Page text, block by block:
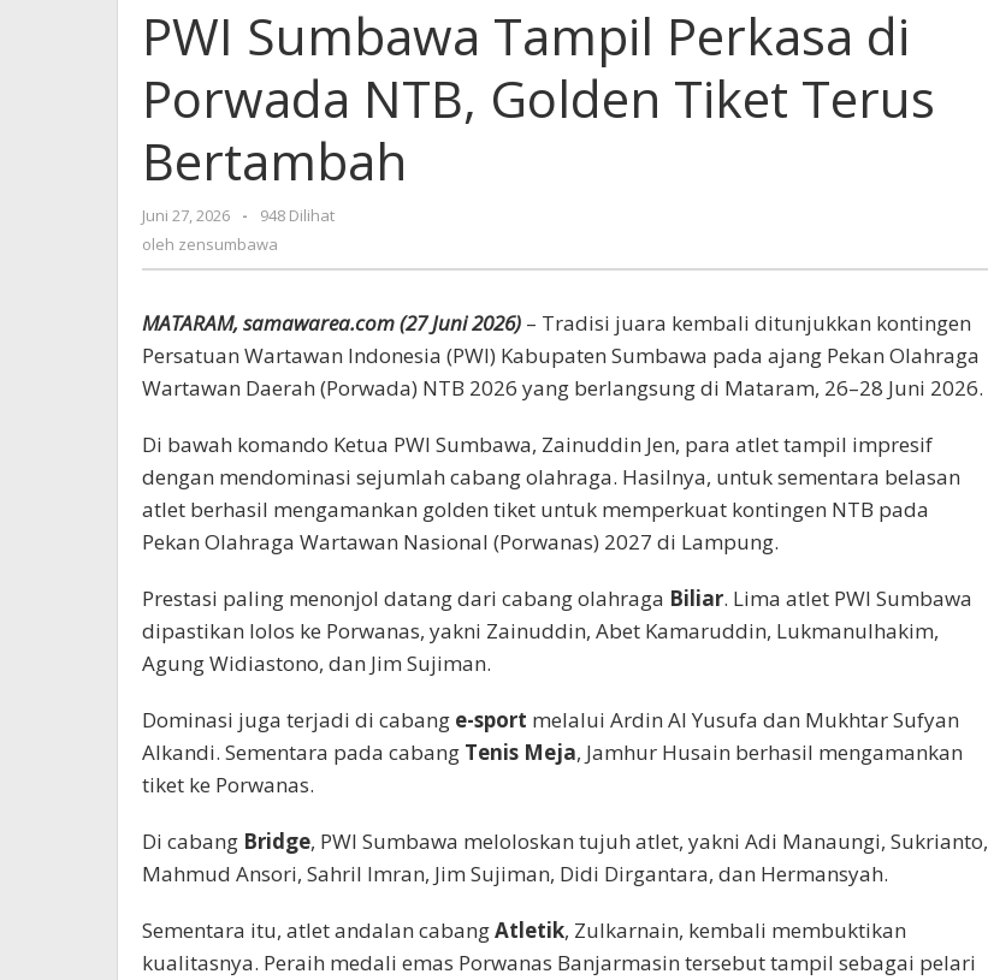
Perkasa
di
Porwada
NTB,
Tiket
Terus
PWI Sumbawa Tampil Perkasa di
Porwada NTB, Golden Tiket Terus
Bertambah
Juni 27, 2026
oleh
zensumbawa
-
948 Dilihat
oleh zensumbawa
MATARAM, samawarea.com(27 Juni 2026) – Tradisi juara kembali ditunjukkan kontingen
Persatuan Wartawan Indonesia (PWI) Kabupaten Sumbawa pada ajang Pekan Olahraga
Wartawan Daerah (Porwada) NTB 2026 yang berlangsung di Mataram, 26–28 Juni 2026.
Di bawah komando Ketua PWI Sumbawa, Zainuddin Jen, para atlet tampil impresif
dengan mendominasi sejumlah cabang olahraga. Hasilnya, untuk sementara belasan
atlet berhasil mengamankan golden tiket untuk memperkuat kontingen NTB pada
Pekan Olahraga Wartawan Nasional (Porwanas) 2027 di Lampung.
Prestasi paling menonjol datang dari cabang olahraga Biliar. Lima atlet PWI Sumbawa
dipastikan lolos ke Porwanas, yakni Zainuddin, Abet Kamaruddin, Lukmanulhakim,
Agung Widiastono, dan Jim Sujiman.
Dominasi juga terjadi di cabang e-sport melalui Ardin Al Yusufa dan Mukhtar Sufyan
Alkandi. Sementara pada cabang Tenis Meja, Jamhur Husain berhasil mengamankan
tiket ke Porwanas.
Di cabang Bridge, PWI Sumbawa meloloskan tujuh atlet, yakni Adi Manaungi, Sukrianto,
Mahmud Ansori, Sahril Imran, Jim Sujiman, Didi Dirgantara, dan Hermansyah.
Sementara itu, atlet andalan cabangAtletik, Zulkarnain, kembali membuktikan
kualitasnya. Peraih medali emas Porwanas Banjarmasin tersebut tampil sebagai pelari